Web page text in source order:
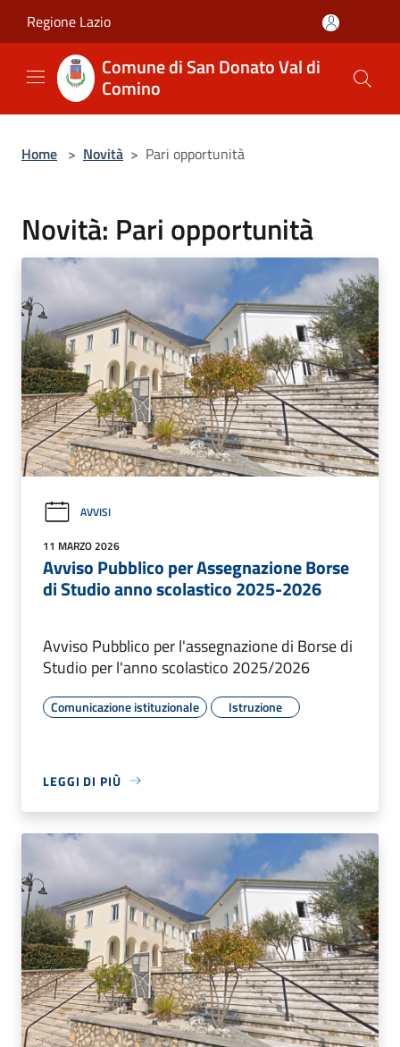
Regione Lazio
Comune di San Donato Val di
Comino
Home > Novità > Pari opportunità
Novità: Pari opportunità
AVVISI
11 MARZO 2026
Avviso Pubblico per Assegnazione Borse
di Studio anno scolastico 2025-2026
Avviso Pubblico per l'assegnazione di Borse di
Studio per l'anno scolastico 2025/2026
Comunicazione istituzionale Istruzione
LEGGI DI PIÙ